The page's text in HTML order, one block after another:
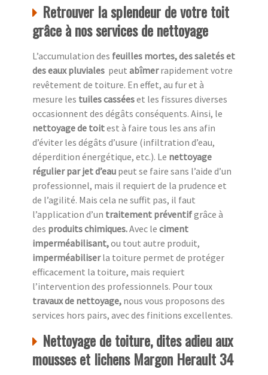
Retrouver la splendeur de votre toit
grâce à nos services de nettoyage
L’accumulation des feuilles mortes, des saletés et
des eaux pluviales peut abîmerrapidement votre
revêtement de toiture. En effet, au fur et à
mesure les tuiles casséeset les fissures diverses
occasionnent des dégâts conséquents. Ainsi, le
nettoyage de toitest à faire tous les ans afin
d’éviter les dégâts d’usure (infiltration d’eau,
déperdition énergétique, etc.). Le nettoyage
régulier par jet d’eau peut se faire sans l’aide d’un
professionnel, mais il requiert de la prudence et
de l’agilité. Mais cela ne suffit pas, il faut
l’application d’un traitement préventifgrâce à
des produits chimiques.Avec le ciment
imperméabilisant,ou tout autre produit,
imperméabiliserla toiture permet de protéger
efficacement la toiture, mais requiert
l’intervention des professionnels. Pour toux
travaux de nettoyage, nous vous proposons des
services hors pairs, avec des finitions excellentes.
Nettoyage de toiture, dites adieu aux
mousses et lichens Margon Herault 34